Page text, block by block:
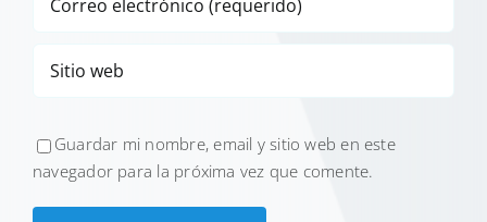
Guardar mi nombre, email y sitio web en este
navegador para la próxima vez que comente.